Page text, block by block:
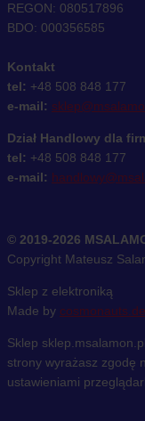
REGON: 080517896
BDO: 000356585
Kontakt
tel: +48 508 848 177
e-mail:
Dział Handlowy dla
tel: +48 508 848 177
e-mail:
© 2019-2026
Copyright Mateusz
Sklep z elektroniką
Made by
Sklep
strony wyrażasz zgodę
ustawieniami